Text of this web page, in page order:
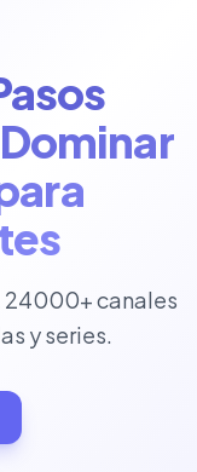
24000+ canales
y series.